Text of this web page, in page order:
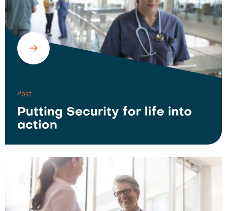
Post
Putting Security for life into
action